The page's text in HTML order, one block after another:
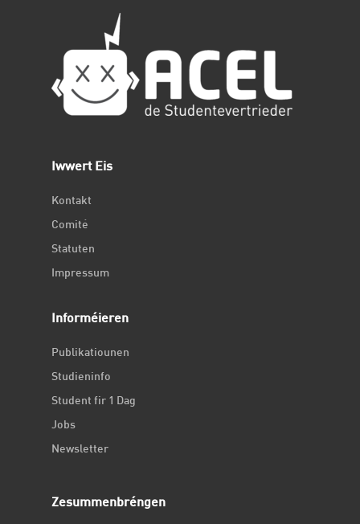
Iwwert Eis
Kontakt
Comité
Statuten
Impressum
Informéieren
Publikatiounen
Studieninfo
Student fir 1 Dag
Jobs
Newsletter
Zesummenbréngen